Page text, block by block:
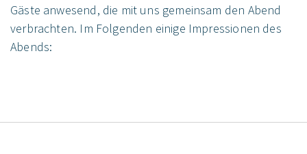
Gäste anwesend, die mit uns gemeinsam den Abend
verbrachten. Im Folgenden einige Impressionen des
Abends: